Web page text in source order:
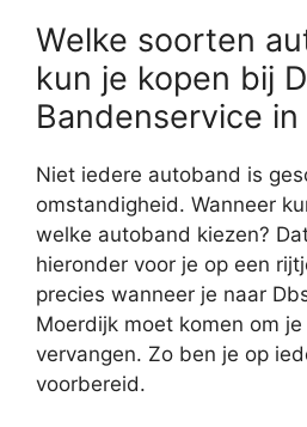
Welke soorten
kun je kopen bij
Bandenservice
Niet iedere autoband is
omstandigheid. Wanneer
welke autoband kiezen?
hieronder voor je op een
precies wanneer je naar
Moerdijk moet komen om
vervangen. Zo ben je op
voorbereid.